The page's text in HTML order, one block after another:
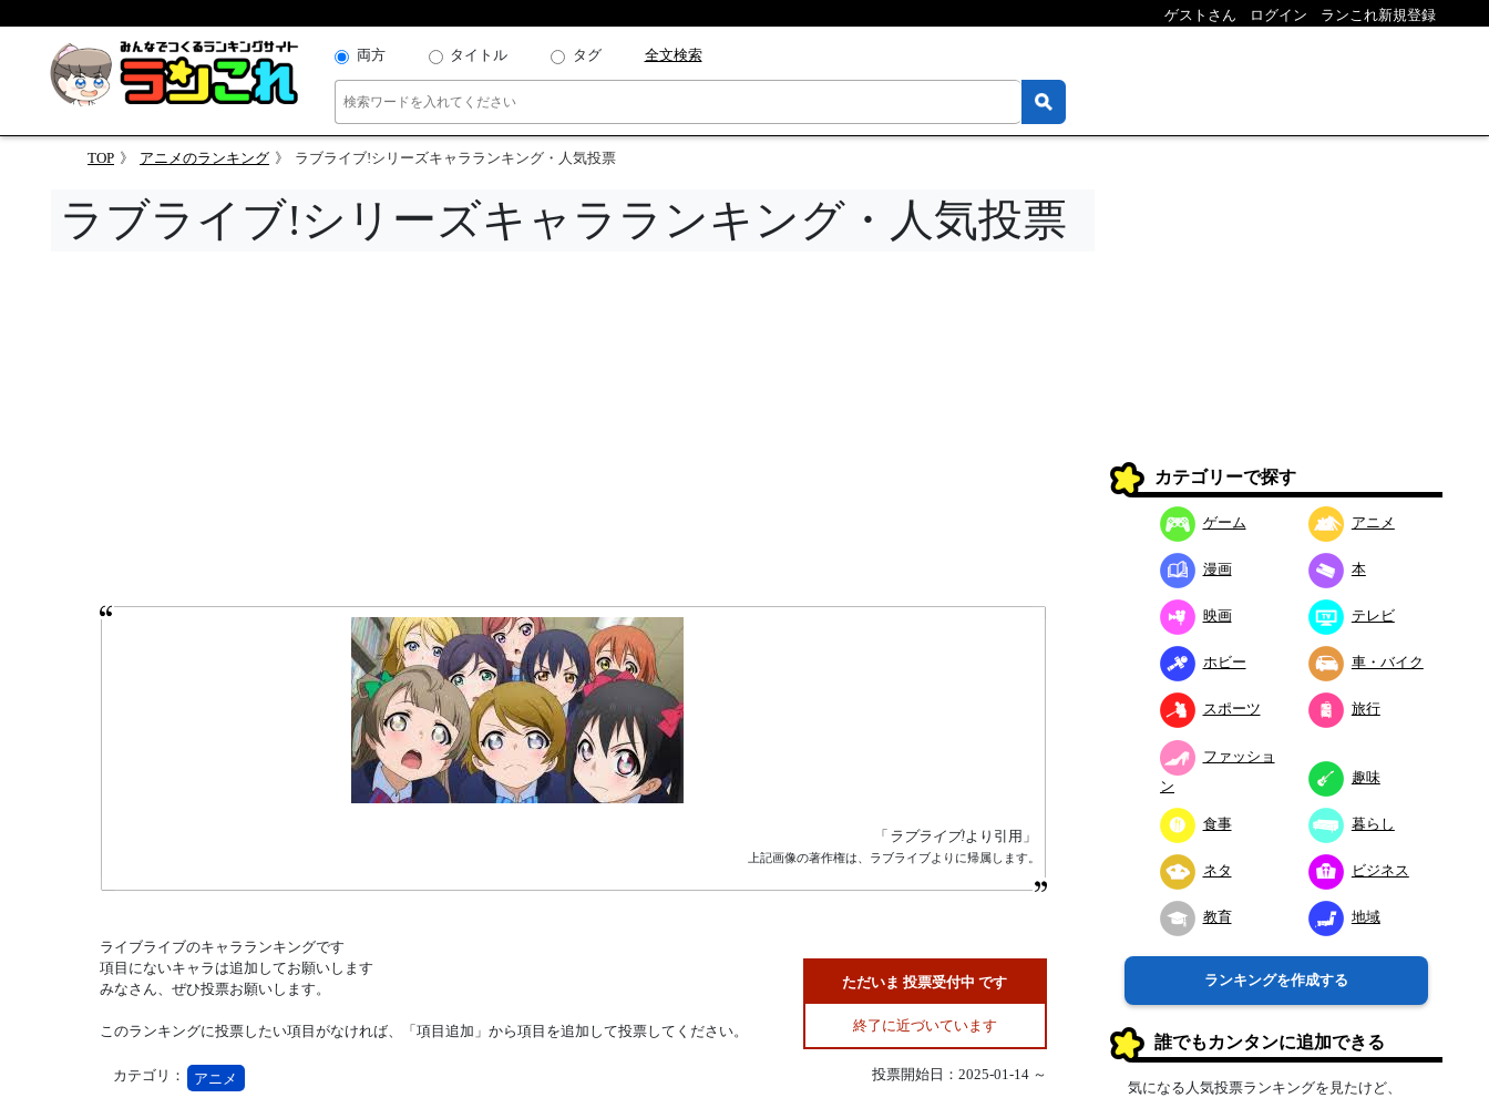
ゲストさん ログイン ランこれ新規登録
両方 タイトル タグ 全文検索
TOP アニメのランキング ラブライブ!シリーズキャラランキング・人気投票
ラブライブ!シリーズキャラランキング・人気投票
「 ラブライブ!より引用」
上記画像の著作権は、ラブライブよりに帰属します。
ライブライブのキャラランキングです
項目にないキャラは追加してお願いします
みなさん、ぜひ投票お願いします。
このランキングに投票したい項目がなければ、「項目追加」から項目を追加して投票してください。
カテゴリ： アニメ
ただいま 投票受付中 です
終了に近づいています
投票開始日：2025-01-14 ～
カテゴリーで探す
ゲーム アニメ
漫画 本
映画 テレビ
ホビー 車・バイク
スポーツ 旅行
ファッショ
ン
趣味
食事 暮らし
ネタ ビジネス
教育 地域
ランキングを作成する
誰でもカンタンに追加できる
気になる人気投票ランキングを見たけど、